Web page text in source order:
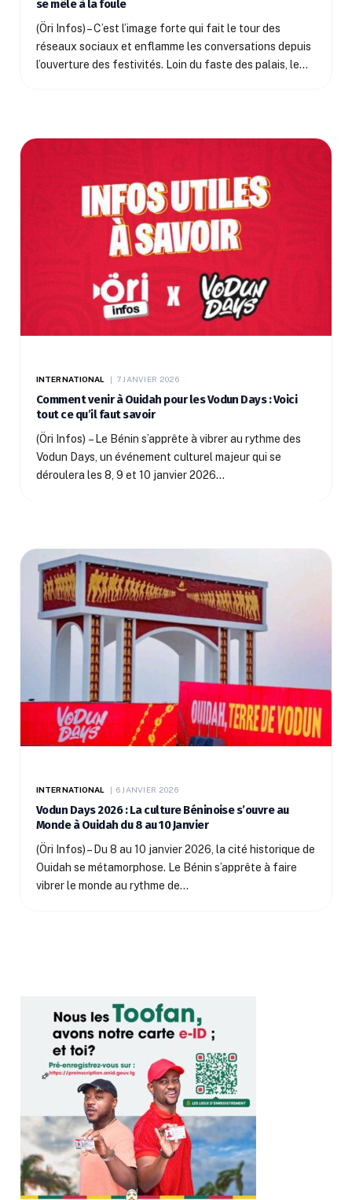
se mêle à la foule
(Öri Infos) – C’est l’image forte qui fait le tour des
réseaux sociaux et enflamme les conversations depuis
l’ouverture des festivités. Loin du faste des palais, le…
INTERNATIONAL 7 JANVIER 2026
Comment venir à Ouidah pour les Vodun Days : Voici
tout ce qu’il faut savoir
(Öri Infos) – Le Bénin s’apprête à vibrer au rythme des
Vodun Days, un événement culturel majeur qui se
déroulera les 8, 9 et 10 janvier 2026…
INTERNATIONAL 6 JANVIER 2026
Vodun Days 2026 : La culture Béninoise s’ouvre au
Monde à Ouidah du 8 au 10 Janvier
(Öri Infos) – Du 8 au 10 janvier 2026, la cité historique de
Ouidah se métamorphose. Le Bénin s’apprête à faire
vibrer le monde au rythme de…